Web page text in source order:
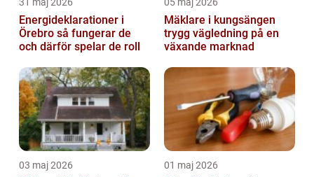
Energideklarationer i
Örebro så fungerar de
och därför spelar de roll
Mäklare i kungsängen
trygg vägledning på en
växande marknad
03 maj 2026 01 maj 2026